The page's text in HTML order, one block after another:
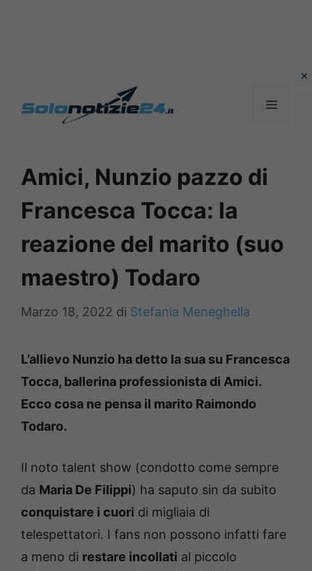
MENU
Amici, Nunzio pazzo di
Francesca Tocca: la
reazione del marito (suo
maestro) Todaro
Marzo 18, 2022 di Stefania Meneghella
L’allievo Nunzio ha detto la sua su Francesca
Tocca, ballerina professionista di Amici.
Ecco cosa ne pensa il marito Raimondo
Todaro.
Il noto talent show (condotto come sempre
da Maria De Filippi) ha saputo sin da subito
conquistare i cuori di migliaia di
telespettatori. I fans non possono infatti fare
a meno di restare incollati al piccolo